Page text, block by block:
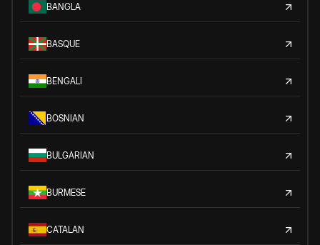
BANGLA
BASQUE
BENGALI
BOSNIAN
BULGARIAN
BURMESE
CATALAN